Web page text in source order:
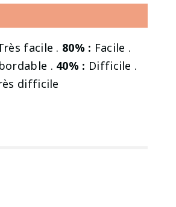
facile . 80% : Facile .
. 40% : Difficile .
difficile